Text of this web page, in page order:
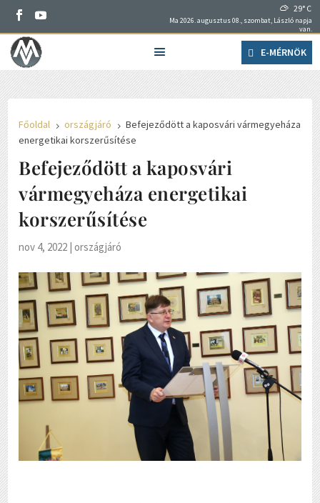
29° C
Ma 2026. augusztus 08., szombat, László napja
van.
E-MÉRNÖK
Főoldal 5 országjáró 5 Befejeződött a kaposvári vármegyeháza
energetikai korszerűsítése
Befejeződött a kaposvári
vármegyeháza energetikai
korszerűsítése
nov 4, 2022 |országjáró